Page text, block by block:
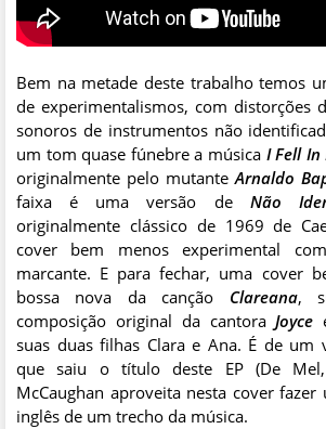
Bem na metade deste trabalho temos
de experimentalismos, com distorções
sonoros de instrumentos não
um tom quase fúnebre a música I Fell In
originalmente pelo mutanteArnaldo
faixa é uma versão de Não
originalmente clássico de 1969 de
cover bem menos experimental
marcante. E para fechar, uma cover
bossa nova da canção Clareana,
composição original da cantoraJoyce
suas duas filhas Clara e Ana. É de um
que saiu o título deste EP (De
McCaughan aproveita nesta cover fazer
inglês de um trecho da música.